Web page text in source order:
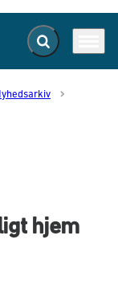
Fold søgefelt ud
hjem